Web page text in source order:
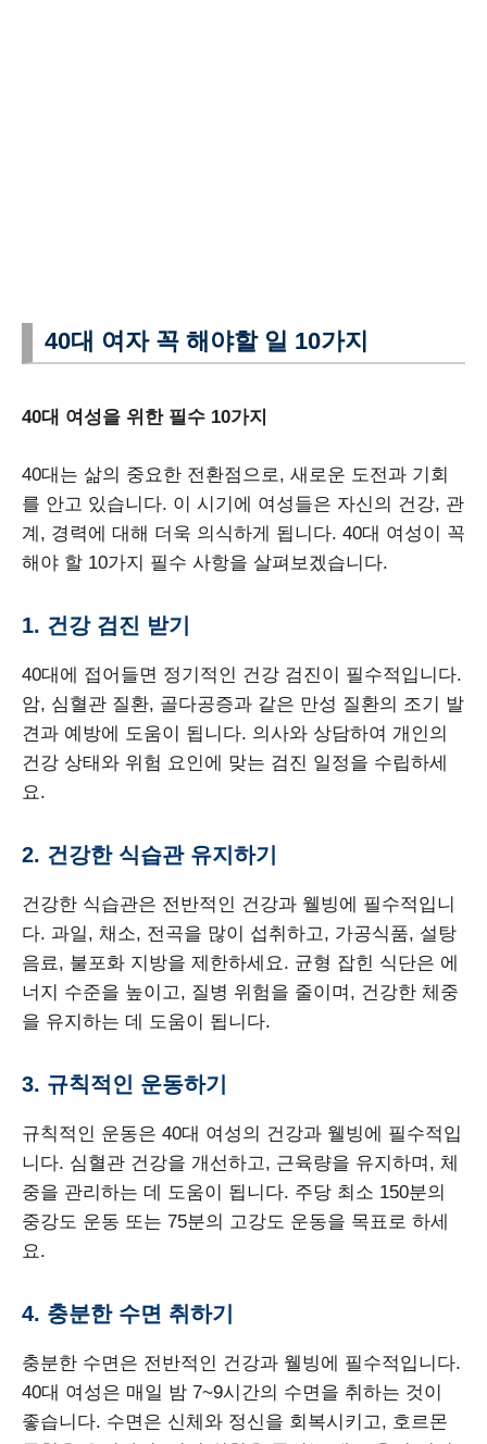
40대 여자 꼭 해야할 일 10가지
40대 여성을 위한 필수 10가지
40대는 삶의 중요한 전환점으로, 새로운 도전과 기회
를 안고 있습니다. 이 시기에 여성들은 자신의 건강, 관
계, 경력에 대해 더욱 의식하게 됩니다. 40대 여성이 꼭
해야 할 10가지 필수 사항을 살펴보겠습니다.
1. 건강 검진 받기
40대에 접어들면 정기적인 건강 검진이 필수적입니다.
암, 심혈관 질환, 골다공증과 같은 만성 질환의 조기 발
견과 예방에 도움이 됩니다. 의사와 상담하여 개인의
건강 상태와 위험 요인에 맞는 검진 일정을 수립하세
요.
2. 건강한 식습관 유지하기
건강한 식습관은 전반적인 건강과 웰빙에 필수적입니
다. 과일, 채소, 전곡을 많이 섭취하고, 가공식품, 설탕
음료, 불포화 지방을 제한하세요. 균형 잡힌 식단은 에
너지 수준을 높이고, 질병 위험을 줄이며, 건강한 체중
을 유지하는 데 도움이 됩니다.
3. 규칙적인 운동하기
규칙적인 운동은 40대 여성의 건강과 웰빙에 필수적입
니다. 심혈관 건강을 개선하고, 근육량을 유지하며, 체
중을 관리하는 데 도움이 됩니다. 주당 최소 150분의
중강도 운동 또는 75분의 고강도 운동을 목표로 하세
요.
4. 충분한 수면 취하기
충분한 수면은 전반적인 건강과 웰빙에 필수적입니다.
40대 여성은 매일 밤 7~9시간의 수면을 취하는 것이
좋습니다. 수면은 신체와 정신을 회복시키고, 호르몬